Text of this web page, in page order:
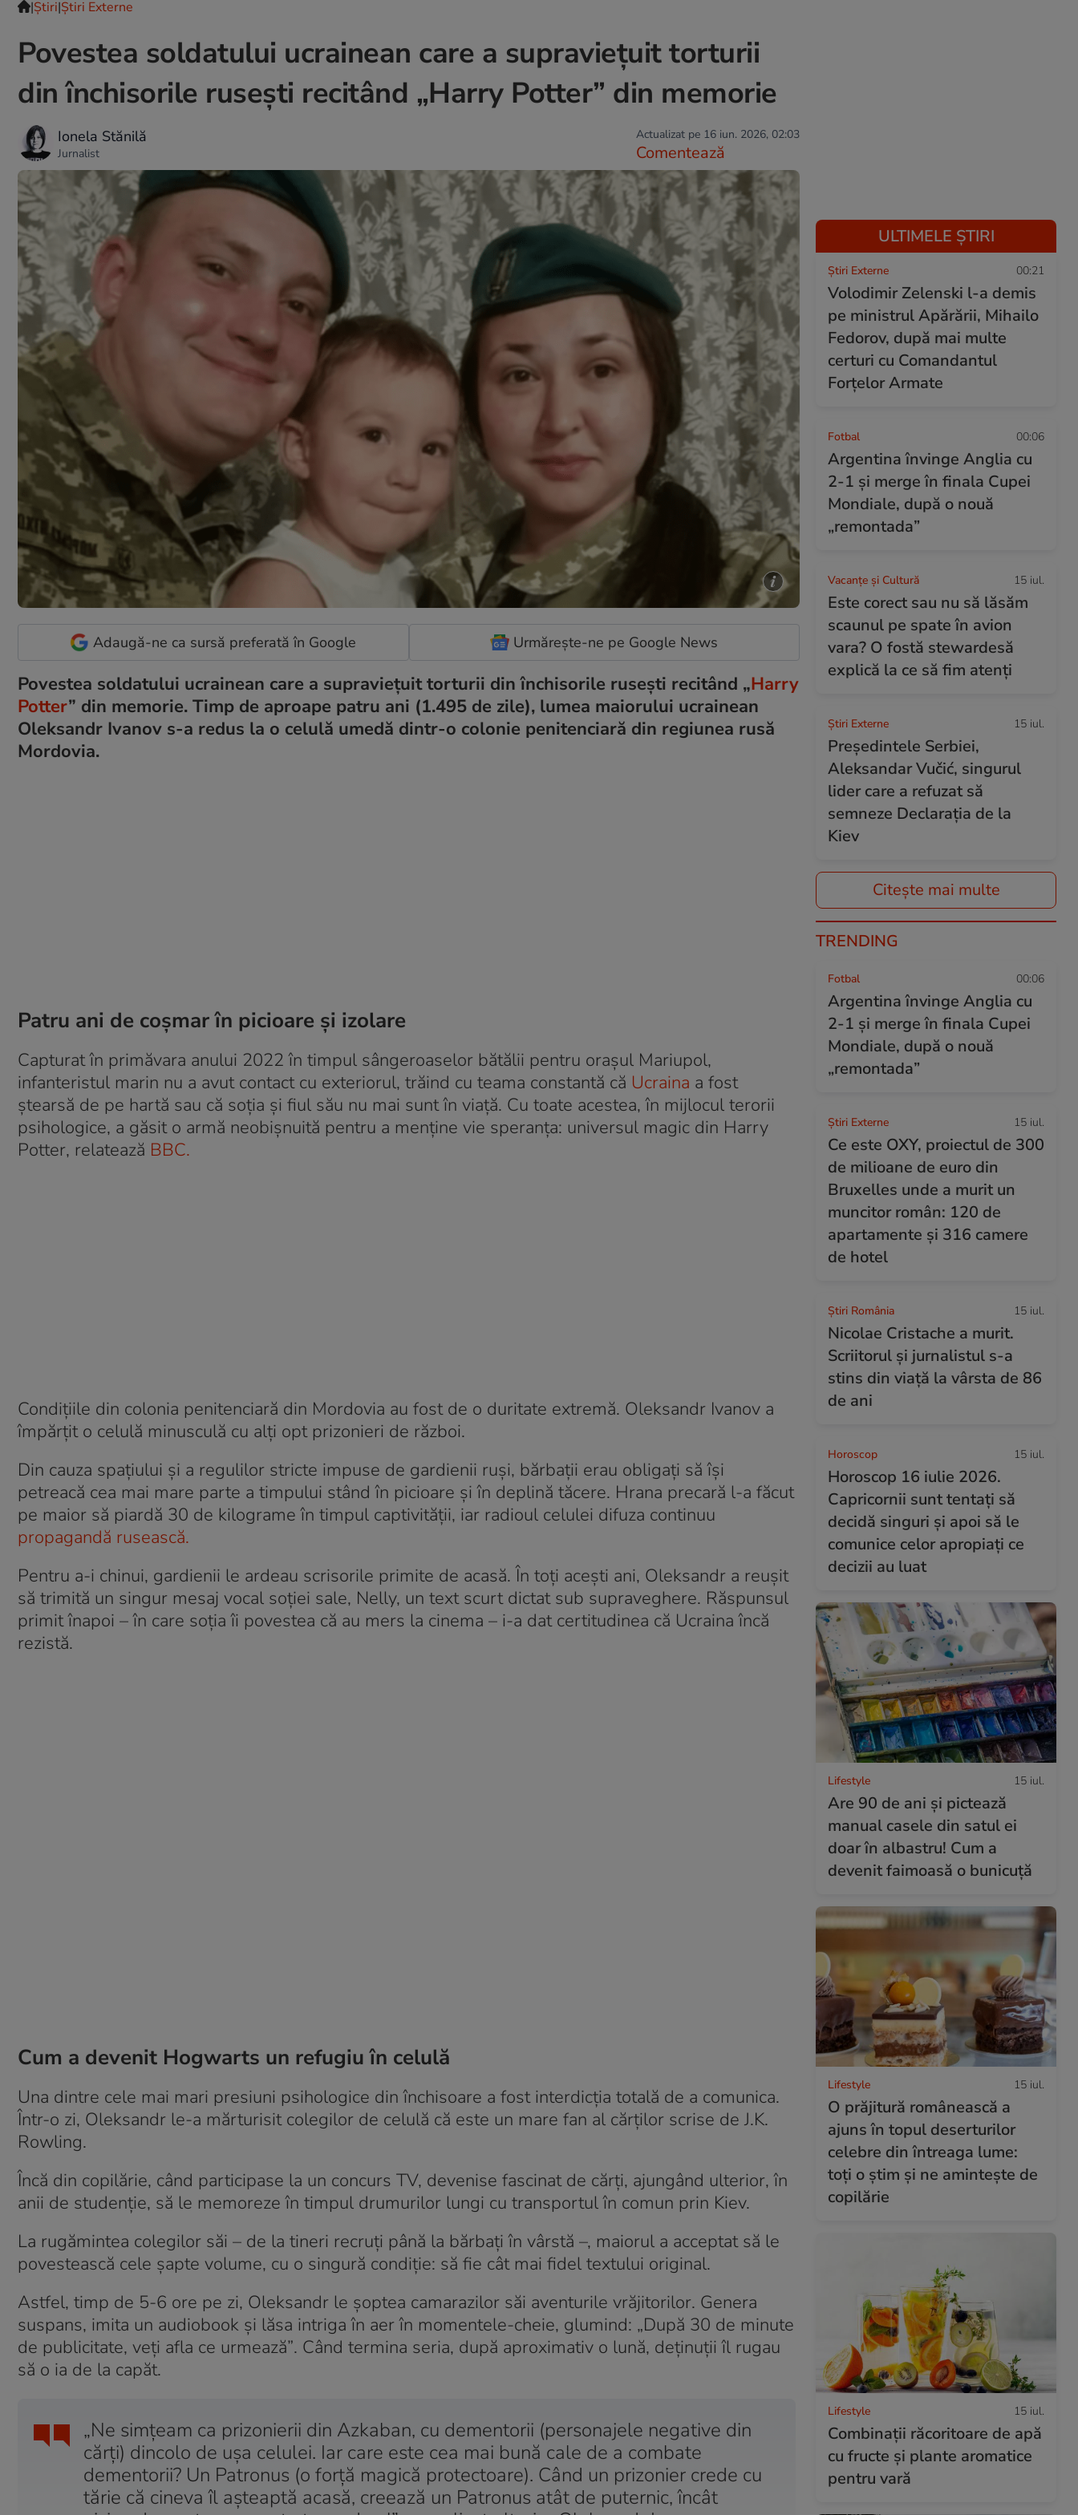
|Ştiri|Știri Externe
Povestea soldatului ucrainean care a supraviețuit torturii
din închisorile rusești recitând „Harry Potter” din memorie
Ionela Stănilă
Jurnalist
Actualizat pe 16 iun. 2026, 02:03
Comentează
Adaugă-ne ca sursă preferată în Google Urmărește-ne pe Google News
Povestea soldatului ucrainean care a supraviețuit torturii din închisorile rusești recitând „Harry
Potter” din memorie. Timp de aproape patru ani (1.495 de zile), lumea maiorului ucrainean
Oleksandr Ivanov s-a redus la o celulă umedă dintr-o colonie penitenciară din regiunea rusă
Mordovia.
Patru ani de coșmar în picioare și izolare
Capturat în primăvara anului 2022 în timpul sângeroaselor bătălii pentru orașul Mariupol,
infanteristul marin nu a avut contact cu exteriorul, trăind cu teama constantă că Ucraina a fost
ștearsă de pe hartă sau că soția și fiul său nu mai sunt în viață. Cu toate acestea, în mijlocul terorii
psihologice, a găsit o armă neobișnuită pentru a menține vie speranța: universul magic din Harry
Potter, relatează BBC.
Condițiile din colonia penitenciară din Mordovia au fost de o duritate extremă. Oleksandr Ivanov a
împărțit o celulă minusculă cu alți opt prizonieri de război.
Din cauza spațiului și a regulilor stricte impuse de gardienii ruși, bărbații erau obligați să își
petreacă cea mai mare parte a timpului stând în picioare și în deplină tăcere. Hrana precară l-a făcut
pe maior să piardă 30 de kilograme în timpul captivității, iar radioul celulei difuza continuu
propagandă rusească.
Pentru a-i chinui, gardienii le ardeau scrisorile primite de acasă. În toți acești ani, Oleksandr a reușit
să trimită un singur mesaj vocal soției sale, Nelly, un text scurt dictat sub supraveghere. Răspunsul
primit înapoi – în care soția îi povestea că au mers la cinema – i-a dat certitudinea că Ucraina încă
rezistă.
Cum a devenit Hogwarts un refugiu în celulă
Una dintre cele mai mari presiuni psihologice din închisoare a fost interdicția totală de a comunica.
Într-o zi, Oleksandr le-a mărturisit colegilor de celulă că este un mare fan al cărților scrise de J.K.
Rowling.
Încă din copilărie, când participase la un concurs TV, devenise fascinat de cărți, ajungând ulterior, în
anii de studenție, să le memoreze în timpul drumurilor lungi cu transportul în comun prin Kiev.
La rugămintea colegilor săi – de la tineri recruți până la bărbați în vârstă –, maiorul a acceptat să le
povestească cele șapte volume, cu o singură condiție: să fie cât mai fidel textului original.
Astfel, timp de 5-6 ore pe zi, Oleksandr le șoptea camarazilor săi aventurile vrăjitorilor. Genera
suspans, imita un audiobook și lăsa intriga în aer în momentele-cheie, glumind: „După 30 de minute
de publicitate, veți afla ce urmează”. Când termina seria, după aproximativ o lună, deținuții îl rugau
să o ia de la capăt.
„Ne simțeam ca prizonierii din Azkaban, cu dementorii (personajele negative din
cărți) dincolo de ușa celulei. Iar care este cea mai bună cale de a combate
dementorii? Un Patronus (o forță magică protectoare). Când un prizonier crede cu
tărie că cineva îl așteaptă acasă, creează un Patronus atât de puternic, încât
ULTIMELE ȘTIRI
Știri Externe 00:21
Volodimir Zelenski l-a demis
pe ministrul Apărării, Mihailo
Fedorov, după mai multe
certuri cu Comandantul
Forțelor Armate
Fotbal 00:06
Argentina învinge Anglia cu
2-1 și merge în finala Cupei
Mondiale, după o nouă
„remontada”
Vacanțe și Cultură 15 iul.
Este corect sau nu să lăsăm
scaunul pe spate în avion
vara? O fostă stewardesă
explică la ce să fim atenți
Știri Externe 15 iul.
Președintele Serbiei,
Aleksandar Vučić, singurul
lider care a refuzat să
semneze Declarația de la
Kiev
Citește mai multe
TRENDING
Fotbal 00:06
Argentina învinge Anglia cu
2-1 și merge în finala Cupei
Mondiale, după o nouă
„remontada”
Știri Externe 15 iul.
Ce este OXY, proiectul de 300
de milioane de euro din
Bruxelles unde a murit un
muncitor român: 120 de
apartamente și 316 camere
de hotel
Știri România 15 iul.
Nicolae Cristache a murit.
Scriitorul și jurnalistul s-a
stins din viață la vârsta de 86
de ani
Horoscop 15 iul.
Horoscop 16 iulie 2026.
Capricornii sunt tentați să
decidă singuri și apoi să le
comunice celor apropiați ce
decizii au luat
Lifestyle 15 iul.
Are 90 de ani și pictează
manual casele din satul ei
doar în albastru! Cum a
devenit faimoasă o bunicuță
Lifestyle 15 iul.
O prăjitură românească a
ajuns în topul deserturilor
celebre din întreaga lume:
toți o știm și ne amintește de
copilărie
Lifestyle 15 iul.
Combinaţii răcoritoare de apă
cu fructe şi plante aromatice
pentru vară